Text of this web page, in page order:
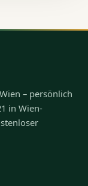
– persönlich
in Wien-